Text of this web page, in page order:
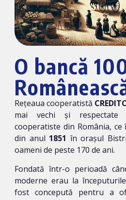
O bancă
Rețeaua cooperatistă
mai vechi și respectate
cooperatiste din România, ce
din anul 1851 în orașul
oameni de peste 170 de ani.
Fondată într-o perioadă
moderne erau la începuturile
fost concepută pentru a